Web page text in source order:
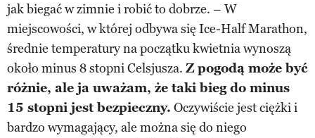
jak biegać w zimnie i robić to dobrze. – W
miejscowości, w której odbywa się Ice-Half Marathon,
średnie temperatury na początku kwietnia wynoszą
około minus 8 stopni Celsjusza. Z pogodą może być
różnie, ale ja uważam, że taki bieg do minus
15 stopni jest bezpieczny. Oczywiście jest ciężki i
bardzo wymagający, ale można się do niego